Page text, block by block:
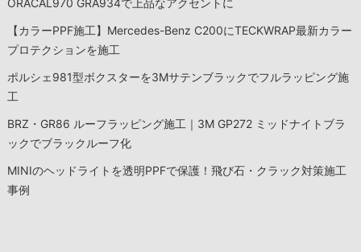
ORACAL970 GRA934で上品なアクセントに
【カラーPPF施工】Mercedes-Benz C200にTECKWRAP最新カラー
プロテクションを施工
ポルシェ981型ボクスターを3Mサテンブラックでフルラッピング施
工
BRZ・GR86 ルーフラッピング施工｜3M GP272 ミッドナイトブラ
ックでブラックルーフ化
MINIのヘッドライトを透明PPFで保護！飛び石・クラック対策施工
事例